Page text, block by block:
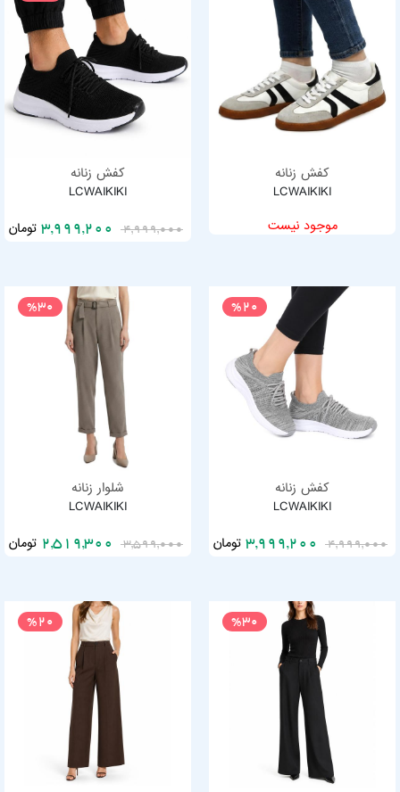
کفش زنانه
LCWAIKIKI
موجود نیست
کفش زنانه
LCWAIKIKI
4,999,000 تومان
%20
کفش زنانه
LCWAIKIKI
4,999,000 تومان
%30
شلوار زنانه
LCWAIKIKI
3,599,000 تومان
%30
%20